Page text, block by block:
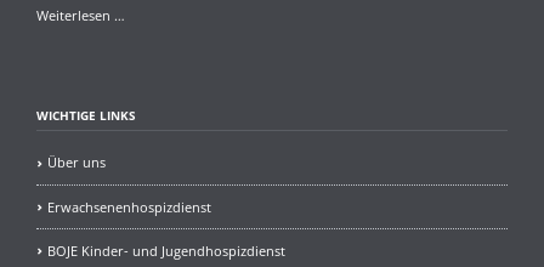
Weiterlesen …
von
WICHTIGE LINKS
Über uns
Erwachsenenhospizdienst
BOJE Kinder- und Jugendhospizdienst